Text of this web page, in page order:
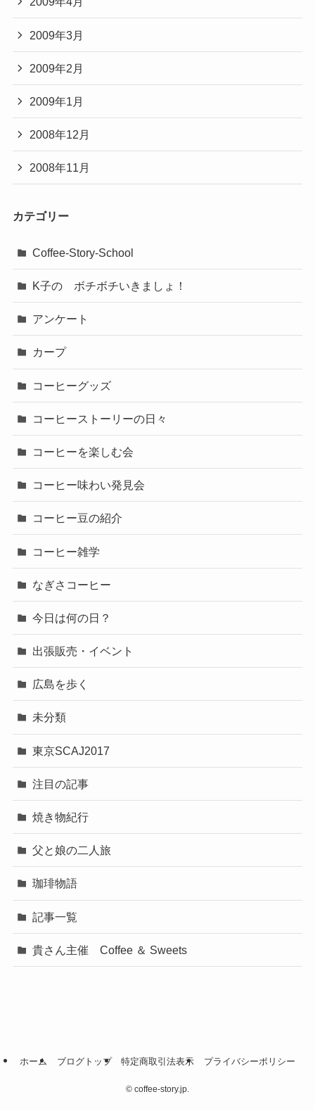
2009年3月
2009年2月
2009年1月
2008年12月
2008年11月
カテゴリー
Coffee-Story-School
K子の ボチボチいきましょ！
アンケート
カープ
コーヒーグッズ
コーヒーストーリーの日々
コーヒーを楽しむ会
コーヒー味わい発見会
コーヒー豆の紹介
コーヒー雑学
なぎさコーヒー
今日は何の日？
出張販売・イベント
広島を歩く
未分類
東京SCAJ2017
注目の記事
焼き物紀行
父と娘の二人旅
珈琲物語
記事一覧
貴さん主催 Coffee ＆ Sweets
ホーム ブログトップ 特定商取引法表示 プライバシーポリシー
© coffee-story.jp.